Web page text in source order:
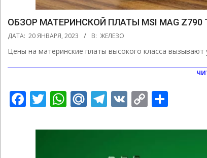
ОБЗОР МАТЕРИНСКОЙ ПЛАТЫ MSI MAG Z790
2023-
20
ДАТА: 20 ЯНВАРЯ, 2023 В: ЖЕЛЕЗО
Цены на материнские платы высокого класса
Facebook
Twitter
WhatsApp
Mail.Ru
Telegram
VK Copy